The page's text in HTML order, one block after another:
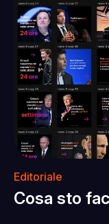
Editoriale
Cosa sto